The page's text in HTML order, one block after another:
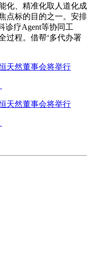
化、精准化取人道化成
点标的目的之一。安排
诊疗Agent等协同工
过程。借帮‘多代办署
天然董事会将举行
天然董事会将举行